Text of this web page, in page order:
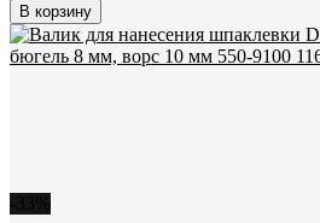
В корзину